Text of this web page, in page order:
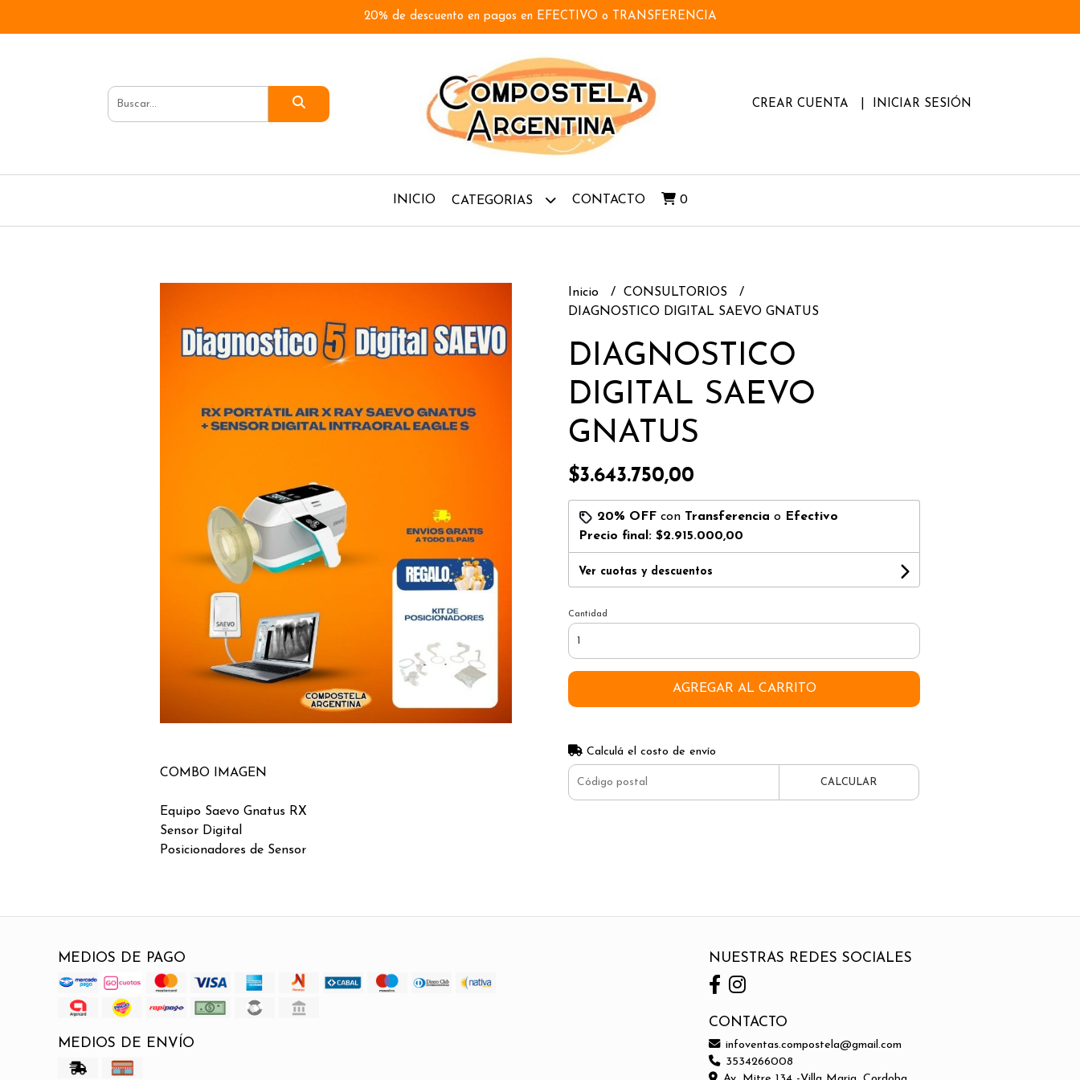
20% de descuento en pagos en EFECTIVO o TRANSFERENCIA
CREAR CUENTA INICIAR SESIÓN
INICIO CATEGORIAS CONTACTO 0
COMBO IMAGEN
Equipo Saevo Gnatus RX
Sensor Digital
Posicionadores de Sensor
Inicio
CONSULTORIOS
DIAGNOSTICO DIGITAL SAEVO GNATUS
DIAGNOSTICO
DIGITAL SAEVO
GNATUS
$3.643.750,00
20% OFF con Transferencia o Efectivo
Precio final: $2.915.000,00
Ver cuotas y descuentos
Cantidad
AGREGAR AL CARRITO
Calculá el costo de envío
CALCULAR
MEDIOS DE PAGO
MEDIOS DE ENVÍO
NUESTRAS REDES SOCIALES
CONTACTO
infoventas.compostela@gmail.com
3534266008